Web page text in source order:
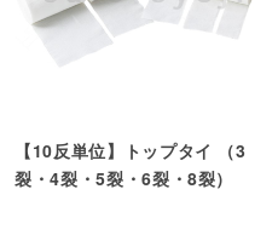
【10反単位】トップタイ （3
裂・4裂・5裂・6裂・8裂）